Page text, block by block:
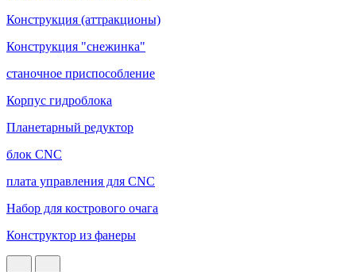
Конструкция (аттракционы)
Конструкция "снежинка"
станочное приспособление
Корпус гидроблока
Планетарный редуктор
блок CNC
плата управления для CNC
Набор для кострового очага
Конструктор из фанеры